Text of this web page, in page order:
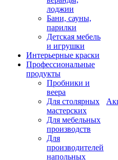
лоджии
Бани, сауны,
парилки
Детская мебель
и игрушки
Интерьерные краски
Профессиональные
продукты
Пробники и
веера
Для столярных
мастерских
Для мебельных
производств
Для
производителей
напольных